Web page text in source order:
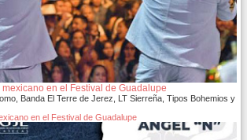
en el Festival de Guadalupe
Banda El Terre de Jerez, LT Sierreña, Tipos Bohemios y
en el Festival de Guadalupe